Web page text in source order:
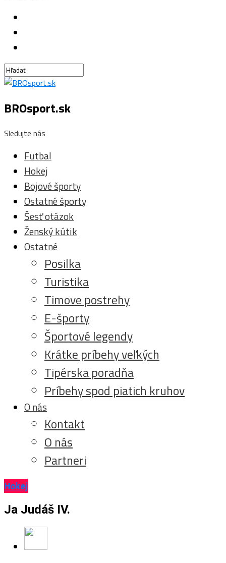
BROsport.sk
Sledujte nás
Futbal
Hokej
Bojové športy
Ostatné športy
Šesť otázok
Ženský kútik
Ostatné
Posilka
Turistika
Timove postrehy
E-športy
Športové legendy
Krátke príbehy veľkých
Tipérska poradňa
Príbehy spod piatich kruhov
O nás
Kontakt
O nás
Partneri
Hokej
Ja Judáš IV.